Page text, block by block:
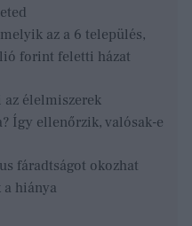
az a 6 település,
forint feletti házat
az élelmiszerek
Így ellenőrzik, valósak-e
fáradtságot okozhat
hiánya